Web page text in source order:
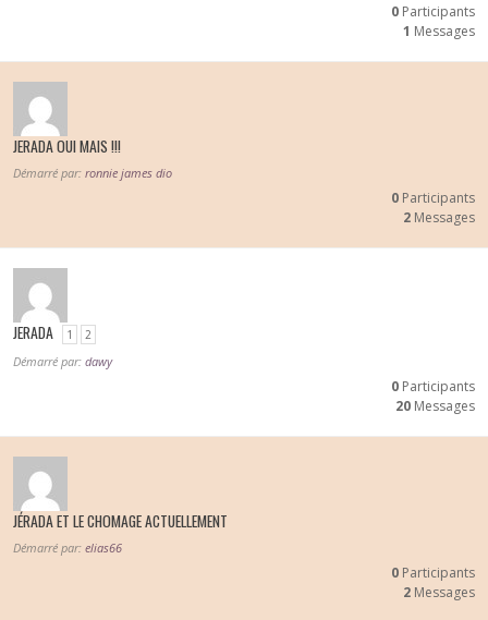
0 Participants
1 Messages
JERADA OUI MAIS !!!
Démarré par: ronnie james dio
0 Participants
2 Messages
JERADA 1 2
Démarré par: dawy
0 Participants
20 Messages
JÉRADA ET LE CHOMAGE ACTUELLEMENT
Démarré par: elias66
0 Participants
2 Messages